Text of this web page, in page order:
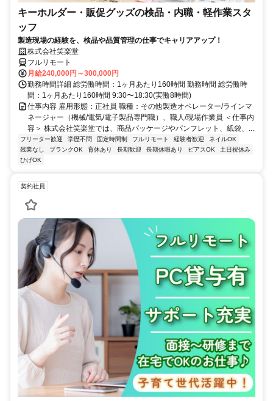
キーホルダー・販促グッズの検品・内職・軽作業スタ
ッフ
製造現場の経験を、検品や品質管理の仕事でキャリアアップ！
株式会社笑楽堂
フルリモート
月給240,000円～300,000円
勤務時間詳細 総労働時間：1ヶ月あたり160時間 勤務時間 総労働時
間：1ヶ月あたり160時間 9:30〜18:30(実働8時間)
仕事内容 雇用形態：正社員 職種：その他製造オペレーター/ラインマ
ネージャー（機械/電気/電子製品専門職）、職人/現場作業員 ＜仕事内
容＞ 株式会社笑楽堂では、商品パッケージやパンフレット、紙袋、...
フリーター歓迎 学歴不問 固定時間制 フルリモート 経験者歓迎
ネイルOK
残業なし
ブランクOK 育休あり 長期歓迎 長期休暇あり ピアスOK
土日祝休み
ひげOK
契約社員